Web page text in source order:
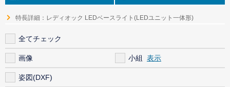
特長詳細：レディオック LEDベースライト(LEDユニット一体形)
全てチェック
画像 小組
姿図(DXF)